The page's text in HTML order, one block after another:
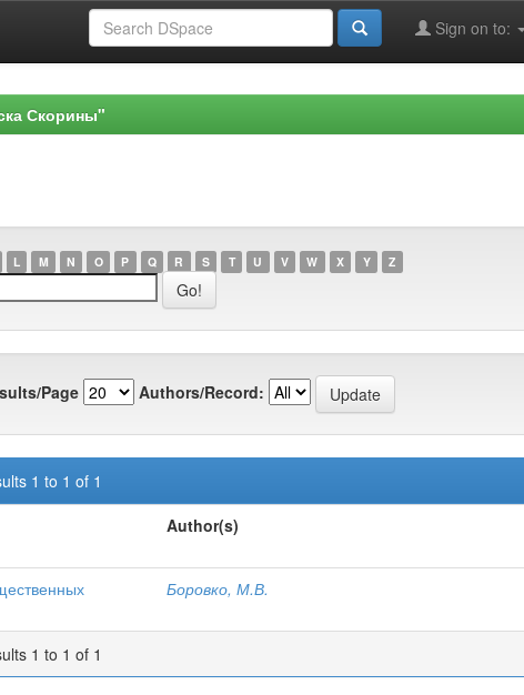
Sign on to:
Скорины"
L M N O P Q R S T U V W X Y Z
Page Authors/Record:
1 to 1 of 1
Author(s)
Боровко, М.В.
1 to 1 of 1